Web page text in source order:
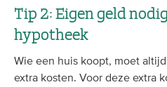
Tip 2: Eigen geld
hypotheek
Wie een huis koopt, moet
extra kosten. Voor deze extra